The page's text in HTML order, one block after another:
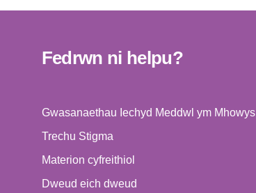
Fedrwn ni helpu?
Gwasanaethau Iechyd Meddwl ym Mhowys
Trechu Stigma
Materion cyfreithiol
Dweud eich dweud